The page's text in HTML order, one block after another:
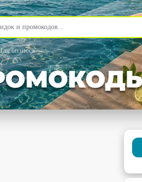
бизнеса
ProБукет в Челябинске